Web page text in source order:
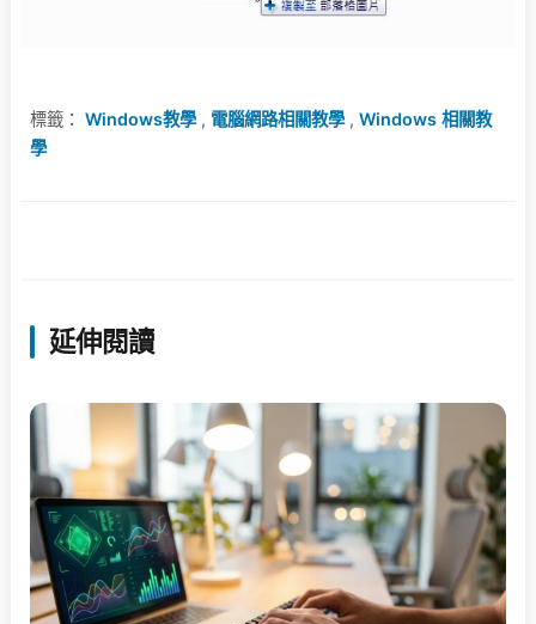
標籤： Windows教學, 電腦網路相關教學, Windows 相關教
學
延伸閱讀